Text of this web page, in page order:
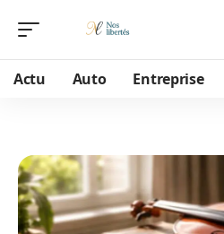
Actu Auto Entreprise